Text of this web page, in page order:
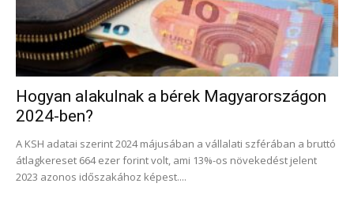
Hogyan alakulnak a bérek Magyarországon
2024-ben?
A KSH adatai szerint 2024 májusában a vállalati szférában a bruttó
átlagkereset 664 ezer forint volt, ami 13%-os növekedést jelent
2023 azonos időszakához képest....